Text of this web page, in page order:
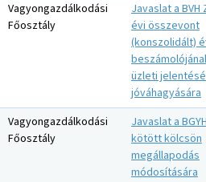
Vagyongazdálkodási
Főosztály
Javaslat a BVH
évi összevont
(konszolidált)
üzleti
jóváhagyására
Vagyongazdálkodási
Főosztály
Javaslat a
kötött kölcsön
megállapodás
módosítására